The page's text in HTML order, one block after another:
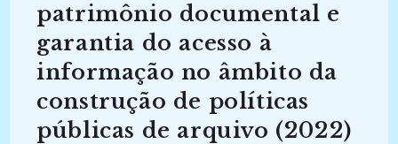
patrimônio documental e
garantia do acesso à
informação no âmbito da
construção de políticas
públicas de arquivo (2022)